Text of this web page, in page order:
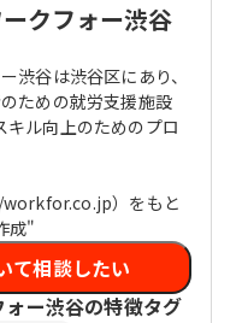
クフォー渋谷
渋谷は渋谷区にあり、
ための就労支援施設
キル向上のためのプロ
）をもと
成"
て相談したい
ー渋谷の特徴タグ